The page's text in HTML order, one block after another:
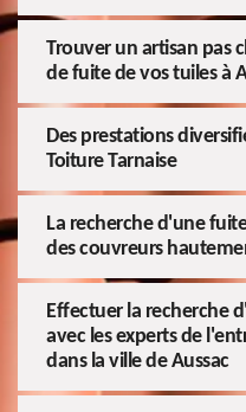
Trouver un artisan pas
de fuite de vos tuiles à
Des prestations
Toiture Tarnaise
La recherche d'une
des couvreurs
Effectuer la recherche
avec les experts de
dans la ville de Aussac